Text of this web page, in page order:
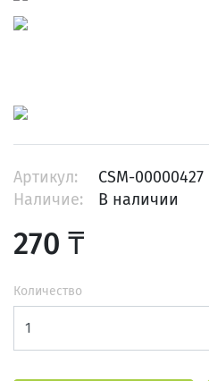
Артикул:
CSM-00000427
Наличие:
В наличии
270 ₸
Количество